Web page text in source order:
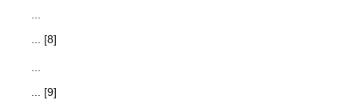
... [8]
... [9]